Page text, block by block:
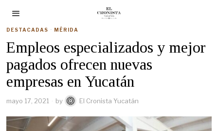
DESTACADAS · MÉRIDA
Empleos especializados y mejor
pagados ofrecen nuevas
empresas en Yucatán
mayo 17, 2021 by El Cronista Yucatán